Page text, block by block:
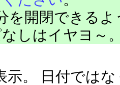
を開閉できる
しはイヤヨ～
示。 日付では